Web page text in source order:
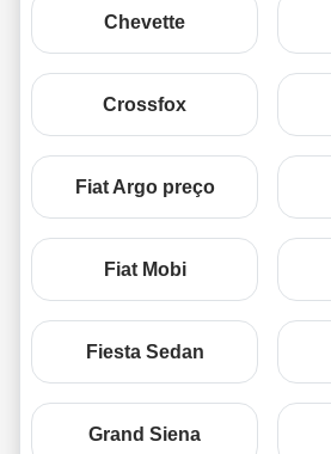
Chevette
Crossfox
Fiat Argo preço
Fiat Mobi
Fiesta Sedan
Grand Siena